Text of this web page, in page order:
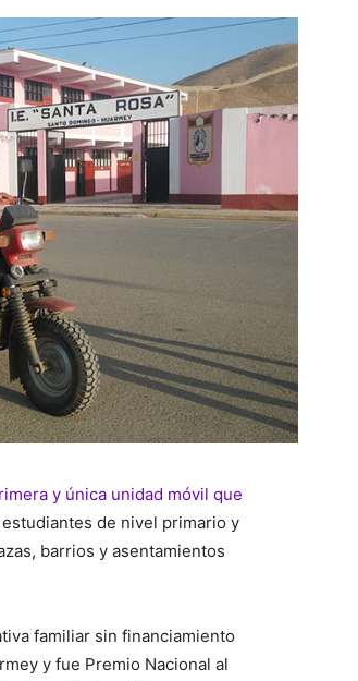
y única unidad móvil que
de nivel primario y
barrios y asentamientos
familiar sin financiamiento
y fue Premio Nacional al